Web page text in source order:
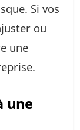
Si vos
ou
une
une